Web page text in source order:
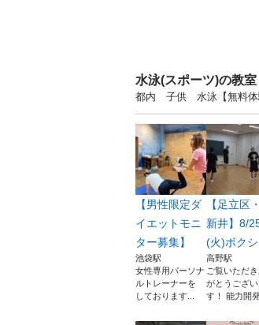
水泳(スポーツ)の教
都内 子供 水泳【無料体
【男性限定ダ
イエットモニ
ター募集】
池袋駅
女性専用パーソナ
ルトレーナーを
しております...
【足立区
新井】8/
(火)ボクシ
高野駅
ご覧いただき
がとうござい
す！ 能力開発